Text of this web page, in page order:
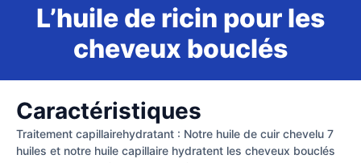
L’huile de ricin pour les
cheveux bouclés
Caractéristiques
Traitement capillairehydratant : Notre huile de cuir chevelu 7
huiles et notre huile capillaire hydratent les cheveux bouclés